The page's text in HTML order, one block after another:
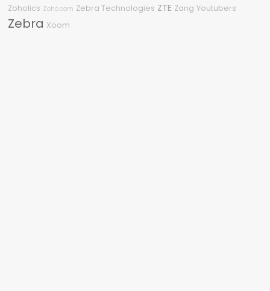
Zoholics Zoho.com Zebra Technologies ZTE Zang Youtubers
Zebra Xoom